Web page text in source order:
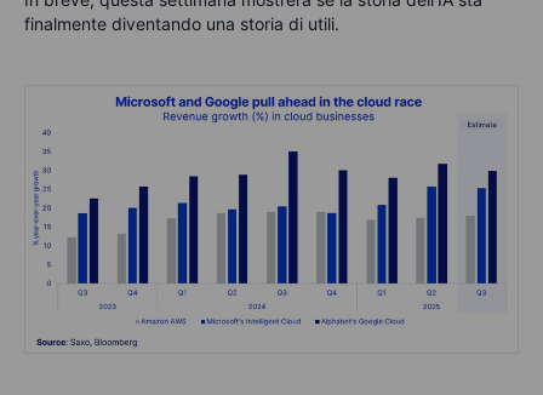
finalmente diventando una storia di utili.